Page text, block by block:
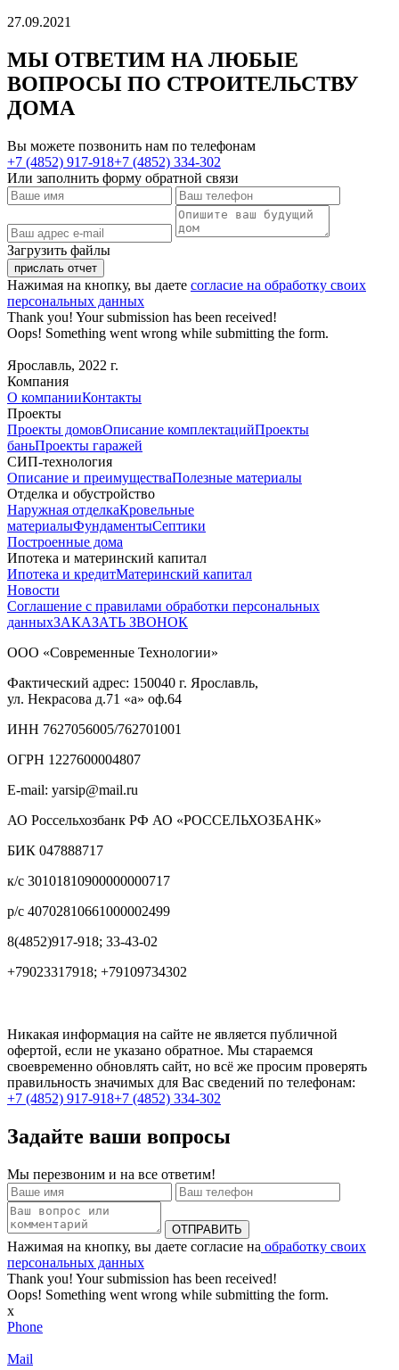
27.09.2021
МЫ ОТВЕТИМ НА ЛЮБЫЕ
ВОПРОСЫ ПО СТРОИТЕЛЬСТВУ
ДОМА
Вы можете позвонить нам по телефонам
+7 (4852) 917-918+7 (4852) 334-302
Или заполнить форму обратной связи
Загрузить файлы
Нажимая на кнопку, вы даете согласие на обработку своих
персональных данных
Thank you! Your submission has been received!
Oops! Something went wrong while submitting the form.
Ярославль, 2022 г.
Компания
О компанииКонтакты
Проекты
Проекты домовОписание комплектацийПроекты
баньПроекты гаражей
СИП-технология
Описание и преимуществаПолезные материалы
Отделка и обустройство
Наружная отделкаКровельные
материалыФундаментыСептики
Построенные дома
Ипотека и материнский капитал
Ипотека и кредитМатеринский капитал
Новости
Соглашение с правилами обработки персональных
данныхЗАКАЗАТЬ ЗВОНОК
ООО «Современные Технологии»
Фактический адрес: 150040 г. Ярославль,
ул. Некрасова д.71 «а» оф.64
ИНН 7627056005/762701001
ОГРН 1227600004807
E-mail: yarsip@mail.ru
АО Россельхозбанк РФ АО «РОССЕЛЬХОЗБАНК»
БИК 047888717
к/с 30101810900000000717
р/с 40702810661000002499
8(4852)917-918; 33-43-02
+79023317918; +79109734302
Никакая информация на сайте не является публичной
офертой, если не указано обратное. Мы стараемся
своевременно обновлять сайт, но всё же просим проверять
правильность значимых для Вас сведений по телефонам:
+7 (4852) 917-918+7 (4852) 334-302
Задайте ваши вопросы
Мы перезвоним и на все ответим!
Нажимая на кнопку, вы даете согласие на обработку своих
персональных данных
Thank you! Your submission has been received!
Oops! Something went wrong while submitting the form.
x
Phone
Mail